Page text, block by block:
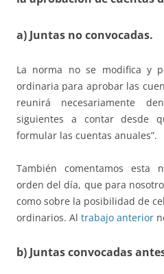
a) Juntas no convocadas.
La norma no se modifica y
ordinaria para aprobar las
reunirá necesariamente
siguientes a contar desde
formular las cuentas anuales”.
También comentamos esta
orden del día, que para
como sobre la posibilidad de
ordinarios. Al trabajo anterior
b) Juntas convocadas